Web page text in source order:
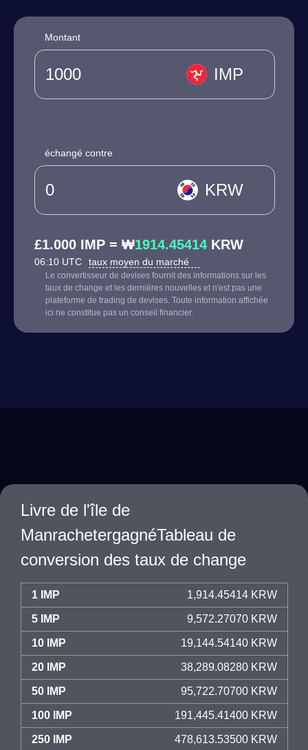
Montant
IMP
échangé contre
KRW
£1.000 IMP = ₩1914.45414 KRW
06:10 UTC taux moyen du marché
Le convertisseur de devises fournit des informations sur les
taux de change et les dernières nouvelles et n'est pas une
plateforme de trading de devises. Toute information affichée
ici ne constitue pas un conseil financier.
Livre de l'île de
ManrachetergagnéTableau de
conversion des taux de change
1 IMP 1,914.45414 KRW
5 IMP 9,572.27070 KRW
10 IMP 19,144.54140 KRW
20 IMP 38,289.08280 KRW
50 IMP 95,722.70700 KRW
100 IMP 191,445.41400 KRW
250 IMP 478,613.53500 KRW